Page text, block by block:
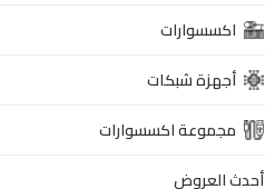
اكسسوارات
أجهزة شبكات
مجموعة اكسسوارات
أحدث العروض